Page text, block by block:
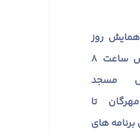
روز
جمعه ۱۹ آبان، راس ساعت ۸
مسجد
تا
های